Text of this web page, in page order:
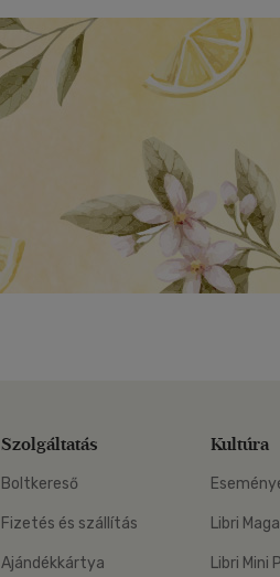
Szolgáltatás
Boltkereső
Fizetés és szállítás
Ajándékkártya
Kultúra
Libri
Libri Mini